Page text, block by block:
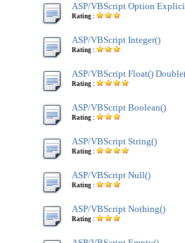
ASP/VBScript Option
Rating :
ASP/VBScript Integer()
Rating :
ASP/VBScript Float()
Rating :
ASP/VBScript Boolean()
Rating :
ASP/VBScript String()
Rating :
ASP/VBScript Null()
Rating :
ASP/VBScript Nothing()
Rating :